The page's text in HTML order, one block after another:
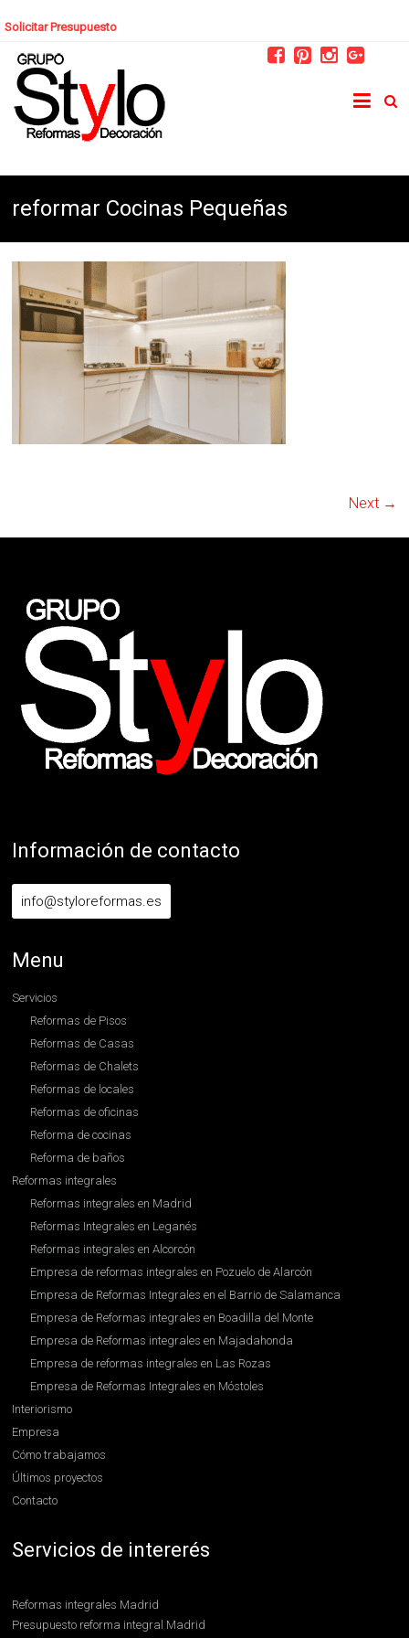
Solicitar Presupuesto
reformar Cocinas Pequeñas
Next →
Información de contacto
info@styloreformas.es
Menu
Servicios
Reformas de Pisos
Reformas de Casas
Reformas de Chalets
Reformas de locales
Reformas de oficinas
Reforma de cocinas
Reforma de baños
Reformas integrales
Reformas integrales en Madrid
Reformas Integrales en Leganés
Reformas integrales en Alcorcón
Empresa de reformas integrales en Pozuelo de Alarcón
Empresa de Reformas Integrales en el Barrio de Salamanca
Empresa de Reformas integrales en Boadilla del Monte
Empresa de Reformas integrales en Majadahonda
Empresa de reformas integrales en Las Rozas
Empresa de Reformas Integrales en Móstoles
Interiorismo
Empresa
Cómo trabajamos
Últimos proyectos
Contacto
Servicios de intererés
Reformas integrales Madrid
Presupuesto reforma integral Madrid